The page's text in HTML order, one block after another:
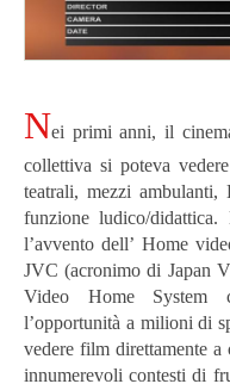
Nei primi anni, il
collettiva si poteva
teatrali, mezzi
funzione ludico/
l’avvento dell’ Home
JVC (acronimo di Japan
Video Home System
l’opportunità a milioni di
vedere film direttamente a
innumerevoli contesti di